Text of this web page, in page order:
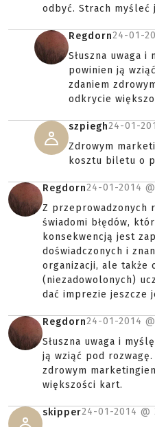
odbyć. Strach myśleć
Regdorn24-01-
Słuszna uwaga i
powinien ją
zdaniem
odkrycie
szpiegh24-01-
Zdrowym
kosztu biletu o
Regdorn24-01-2014 @
Z przeprowadzonych
świadomi błędów,
konsekwencją jest
doświadczonych i
organizacji, ale także
(niezadowolonych)
dać imprezie jeszcze
Regdorn24-01-2014 @
Słuszna uwaga i
ją wziąć pod
zdrowym
większości kart.
skipper24-01-2014 @